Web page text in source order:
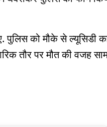
पुलिस को मौके से ल्यूसिडी
तौर पर मौत की वजह